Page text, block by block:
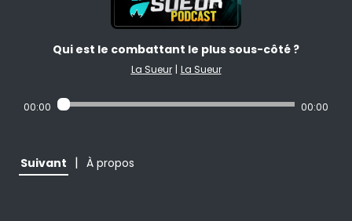
Qui est le combattant le plus sous-côté ?
La Sueur | La Sueur
00:00 00:00
Suivant | À propos